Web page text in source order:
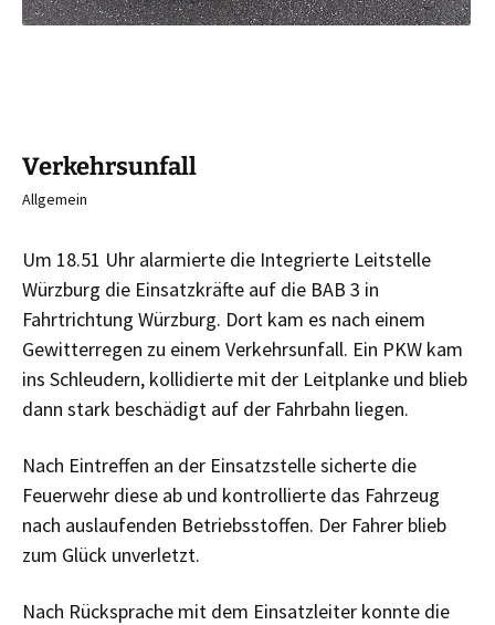
Verkehrsunfall
Allgemein
Um 18.51 Uhr alarmierte die Integrierte Leitstelle
Würzburg die Einsatzkräfte auf die BAB 3 in
Fahrtrichtung Würzburg. Dort kam es nach einem
Gewitterregen zu einem Verkehrsunfall. Ein PKW kam
ins Schleudern, kollidierte mit der Leitplanke und blieb
dann stark beschädigt auf der Fahrbahn liegen.
Nach Eintreffen an der Einsatzstelle sicherte die
Feuerwehr diese ab und kontrollierte das Fahrzeug
nach auslaufenden Betriebsstoffen. Der Fahrer blieb
zum Glück unverletzt.
Nach Rücksprache mit dem Einsatzleiter konnte die